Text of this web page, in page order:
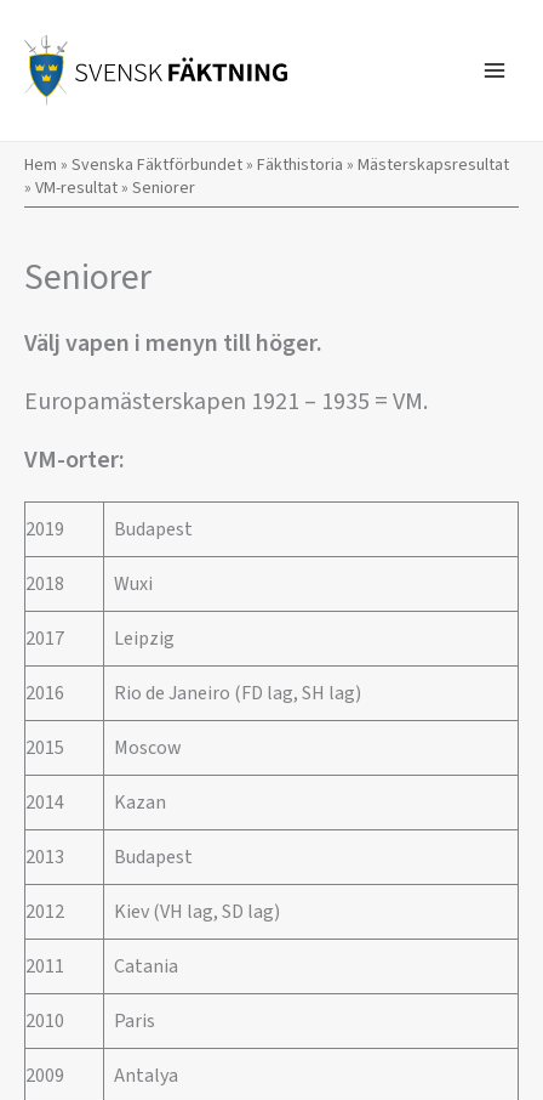
innehåll
Hem » Svenska Fäktförbundet» Fäkthistoria » Mästerskapsresultat
» VM-resultat» Seniorer
Seniorer
Välj vapen i menyn till höger.
Europamästerskapen 1921 – 1935 = VM.
VM-orter:
2019 Budapest
2018 Wuxi
2017 Leipzig
2016 Rio de Janeiro (FD lag, SH lag)
2015 Moscow
2014 Kazan
2013 Budapest
2012 Kiev (VH lag, SD lag)
2011 Catania
2010 Paris
2009 Antalya